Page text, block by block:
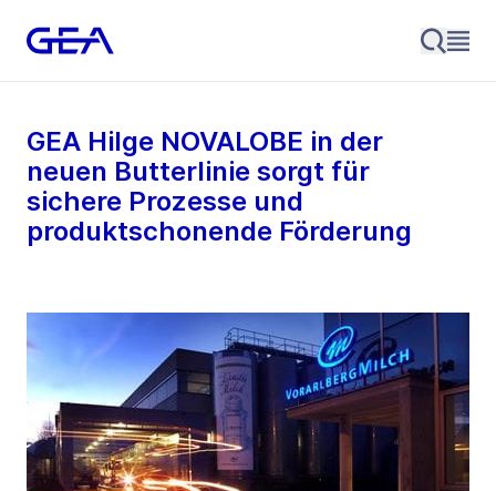
GEA Hilge NOVALOBE in der
neuen Butterlinie sorgt für
sichere Prozesse und
produktschonende Förderung